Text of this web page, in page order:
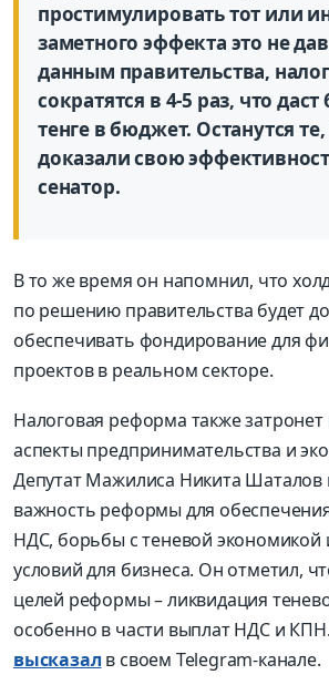
простимулировать тот или
заметного эффекта это не
данным правительства,
сократятся в 4-5 раз, что
тенге в бюджет. Останутся
доказали свою
сенатор.
В то же время он напомнил, что
по решению правительства будет
обеспечивать фондирование для
проектов в реальном секторе.
Налоговая реформа также
аспекты предпринимательства и
Депутат Мажилиса Никита Шаталов
важность реформы для
НДС, борьбы с теневой экономикой
условий для бизнеса. Он отметил,
целей реформы – ликвидация
особенно в части выплат НДС и
высказал в своем Telegram-канале.